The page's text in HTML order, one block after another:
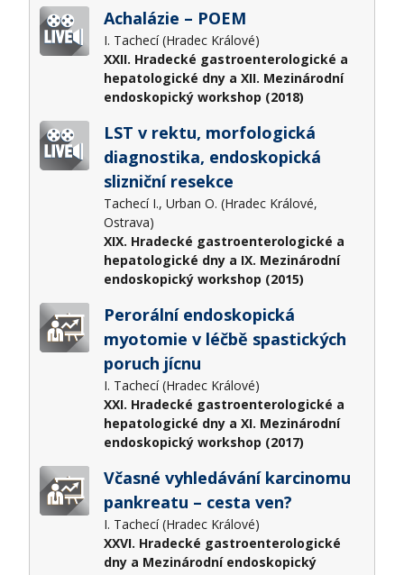
Achalázie – POEM
I. Tachecí (Hradec Králové)
XXII. Hradecké gastroenterologické a
hepatologické dny a XII. Mezinárodní
endoskopický workshop (2018)
LST v rektu, morfologická
diagnostika, endoskopická
slizniční resekce
Tachecí I., Urban O. (Hradec Králové,
Ostrava)
XIX. Hradecké gastroenterologické a
hepatologické dny a IX. Mezinárodní
endoskopický workshop (2015)
Perorální endoskopická
myotomie v léčbě spastických
poruch jícnu
I. Tachecí (Hradec Králové)
XXI. Hradecké gastroenterologické a
hepatologické dny a XI. Mezinárodní
endoskopický workshop (2017)
Včasné vyhledávání karcinomu
pankreatu – cesta ven?
I. Tachecí (Hradec Králové)
XXVI. Hradecké gastroenterologické
dny a Mezinárodní endoskopický